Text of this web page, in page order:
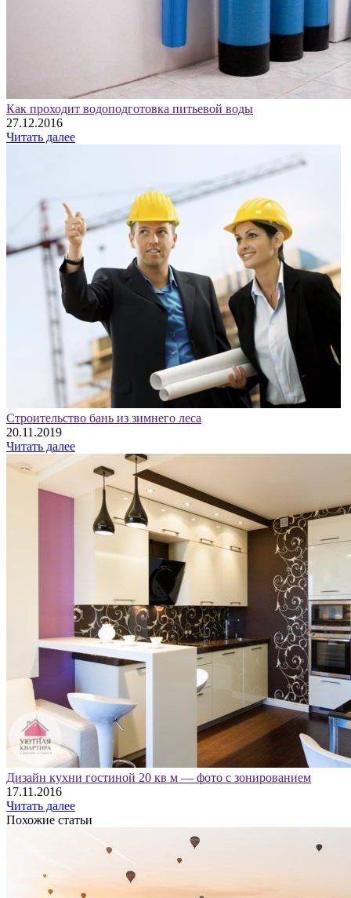
Как проходит водоподготовка питьевой воды
27.12.2016
Читать далее
Строительство бань из зимнего леса
20.11.2019
Читать далее
Дизайн кухни гостиной 20 кв м — фото с зонированием
17.11.2016
Читать далее
Похожие статьи